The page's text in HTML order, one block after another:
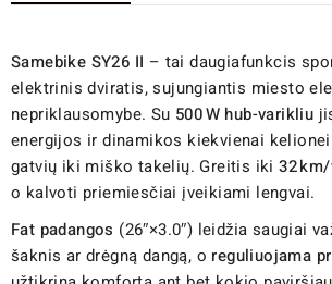
Samebike SY26 II – tai daugiafunkcis
elektrinis dviratis, sujungiantis miesto
nepriklausomybe. Su 500 W hub-varikliu
energijos ir dinamikos kiekvienai
gatvių iki miško takelių. Greitis iki32
o kalvoti priemiesčiai įveikiami lengvai.
Fat padangos (26″×3.0″) leidžia saugiai
šaknis ar drėgną dangą, o reguliuojama